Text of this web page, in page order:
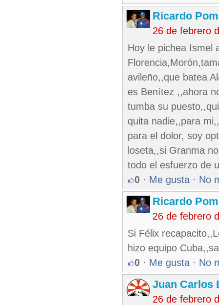
Ricardo
26 de febrero
Hoy le pichea Ismel
avileño,,que batea
es Benítez ,,ahora
tumba su
quita nadie,,para
para el dolor, soy
loseta,,si Granma
todo el esfuerzo de
0 · Me gusta · No
Ricardo
26 de febrero
Si Félix
hizo equipo
0 · Me gusta · No
Juan Carlos
26 de febrero